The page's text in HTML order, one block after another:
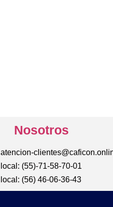
Nosotros
atencion-
local: (55)-71-58-70-01
local: (56) 46-06-36-43